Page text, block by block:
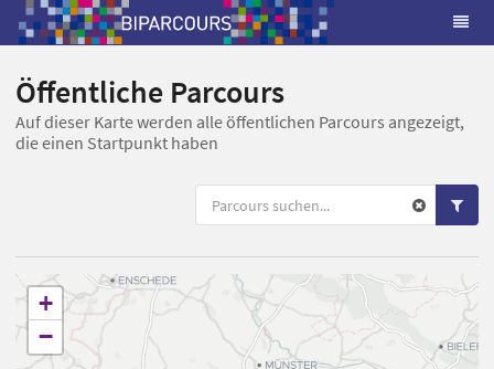
Öffentliche Parcours
Auf dieser Karte werden alle öffentlichen Parcours angezeigt,
die einen Startpunkt haben
+
−